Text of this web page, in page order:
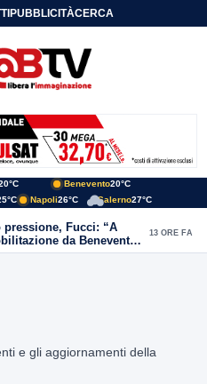
PUBBLICITÀCERCA
Benevento20°C
Napoli26°C Salerno27°C
pressione, Fucci: “A
da Benevento
13 ORE FA
e gli aggiornamenti della